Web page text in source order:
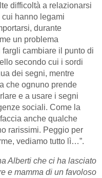
difficoltà a relazionarsi
hanno legami
durante
un problema
cambiare il punto di
secondo cui i sordi
dei segni, mentre
che ognuno prende
e a usare i segni
sociali. Come la
anche qualche
rarissimi. Peggio per
vediamo tutto lì…”.
Alberti che ci ha lasciato
e mamma di un favoloso